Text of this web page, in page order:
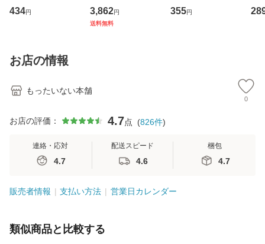
イーストウエス
ト・ジャパン [CD]
434円
専門職の看護マネ
ジメントスキル 改
3,862円
送料無料
キューンレコード
[CD]【メール便送
355円
のが
お店の情報
もったいない本舗
0
お店の評価： 4.7点 (826件)
連絡・応対
4.7
配送スピード
4.6
梱包
4.7
販売者情報 支払い方法 営業日カレンダー
類似商品と比較する